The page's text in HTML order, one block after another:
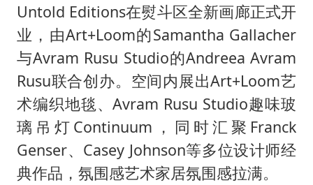
Untold Editions在熨斗区全新画廊正式开
业，由Art+Loom的Samantha Gallacher
与Avram Rusu Studio的Andreea Avram
Rusu联合创办。空间内展出Art+Loom艺
术编织地毯、Avram Rusu Studio趣味玻
璃吊灯Continuum，同时汇聚Franck
Genser、Casey Johnson等多位设计师经
典作品，氛围感艺术家居氛围感拉满。